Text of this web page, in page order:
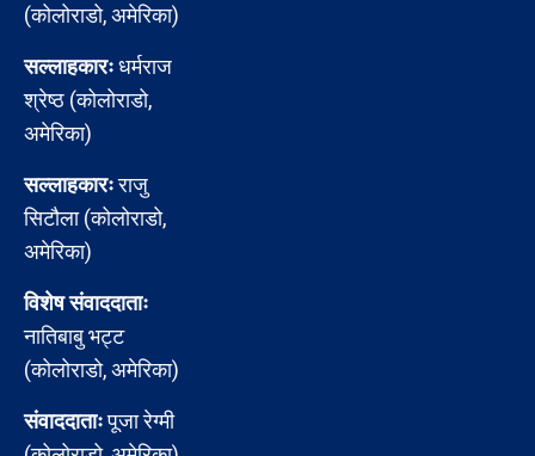
(कोलोराडो, अमेरिका)
सल्लाहकारःधर्मराज
श्रेष्ठ (कोलोराडो,
अमेरिका)
सल्लाहकारःराजु
सिटौला (कोलोराडो,
अमेरिका)
विशेष संवाददाताः
नातिबाबु भट्ट
(कोलोराडो, अमेरिका)
संवाददाताःपूजा रेग्मी